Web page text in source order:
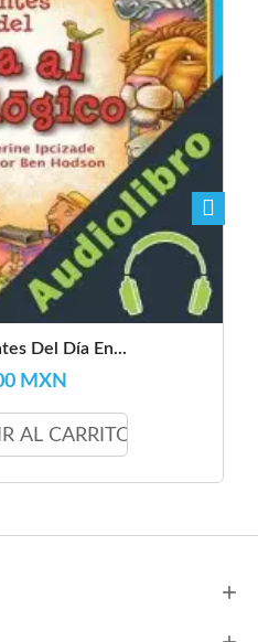
Del Día En...
MXN
AL CARRITO